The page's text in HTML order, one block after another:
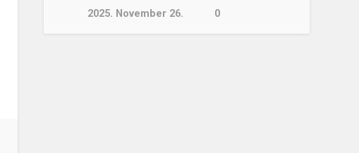
2025. November 26. 0